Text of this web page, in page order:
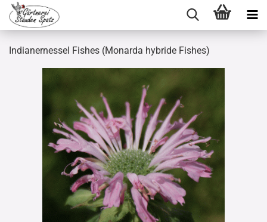
Indianernessel Fishes (Monarda hybride Fishes)